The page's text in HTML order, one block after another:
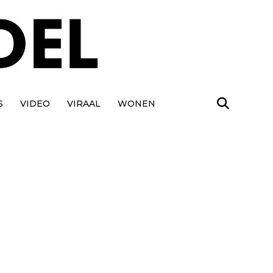
VIDEO VIRAAL WONEN